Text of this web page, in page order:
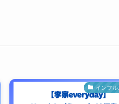
インフ